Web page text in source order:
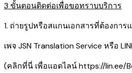
3 ขั้นตอนติดต่อเพื่อขอทราบบริการ
1. ถ่ายรูปหรือสแกนเอกสารที่ต้องการ
เพจ JSN Translation Service หรือ
(คลิกที่นี่ เพื่อแอดไลน์https://lin.ee/